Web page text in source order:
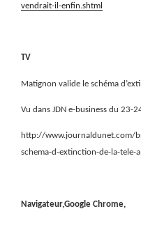
vendrait-il-enfin.shtml
TV
Matignon valide le schéma
Vu dans JDN e-business du 23-
http://www.journaldunet.com/
schema-d-extinction-de-la-tele-
Navigateur,Google Chrome,